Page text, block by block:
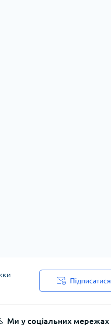
Підписатися
Ми у соціальних мережах